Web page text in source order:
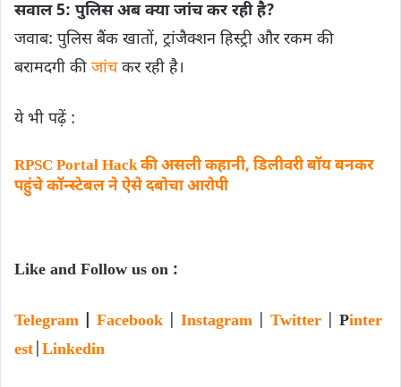
सवाल 5: पुलिस अब क्या जांच कर रही है?
जवाब: पुलिस बैंक खातों, ट्रांजैक्शन हिस्ट्री और रकम की
बरामदगी की जांचकर रही है।
ये भी पढ़ें :
RPSC Portal Hack की असली कहानी, डिलीवरी बॉय बनकर
पहुंचे कॉन्स्टेबल ने ऐसे दबोचा आरोपी
Like and Follow us on :
Telegram Facebook Instagram Twitter Pinter
est Linkedin